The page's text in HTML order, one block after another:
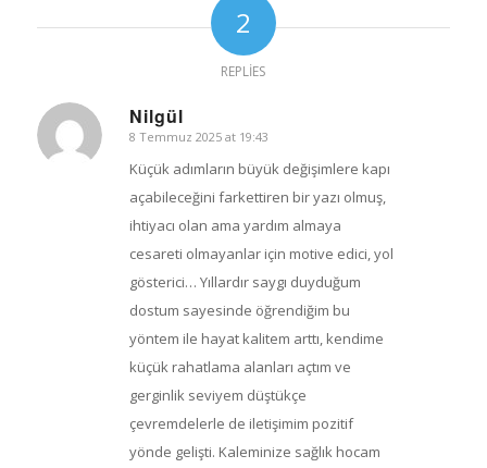
2
REPLIES
Nilgül
says:
8 Temmuz 2025 at 19:43
Küçük adımların büyük değişimlere kapı
açabileceğini farkettiren bir yazı olmuş,
ihtiyacı olan ama yardım almaya
cesareti olmayanlar için motive edici, yol
gösterici… Yıllardır saygı duyduğum
dostum sayesinde öğrendiğim bu
yöntem ile hayat kalitem arttı, kendime
küçük rahatlama alanları açtım ve
gerginlik seviyem düştükçe
çevremdelerle de iletişimim pozitif
yönde gelişti. Kaleminize sağlık hocam